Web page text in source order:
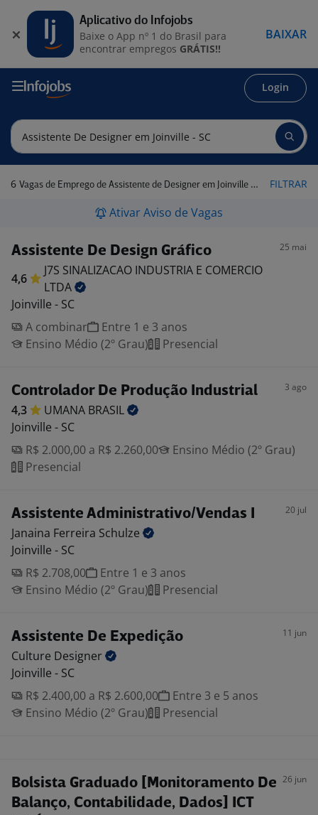
Login
6 Vagas de Emprego de Assistente de Designer em Joinville - SC FILTRAR
Ativar Aviso de Vagas
Assistente De Design Gráfico 25 mai
4,6
J7S SINALIZACAO INDUSTRIA E COMERCIO
LTDA
Joinville - SC
A combinar
Entre 1 e 3 anos
Ensino Médio (2º Grau)
Presencial
Controlador De Produção Industrial 3 ago
4,3 UMANA BRASIL
Joinville - SC
R$ 2.000,00 a R$ 2.260,00
Ensino Médio (2º Grau)
Presencial
Assistente Administrativo/Vendas I 20 jul
Janaina Ferreira Schulze
Joinville - SC
R$ 2.708,00
Entre 1 e 3 anos
Ensino Médio (2º Grau)
Presencial
Assistente De Expedição 11 jun
Culture Designer
Joinville - SC
R$ 2.400,00 a R$ 2.600,00
Entre 3 e 5 anos
Ensino Médio (2º Grau)
Presencial
Bolsista Graduado [Monitoramento De
Balanço, Contabilidade, Dados] ICT
26 jun
Aplicativo do Infojobs
Baixe o App nº 1 do Brasil para
encontrar empregos GRÁTIS!!
BAIXAR